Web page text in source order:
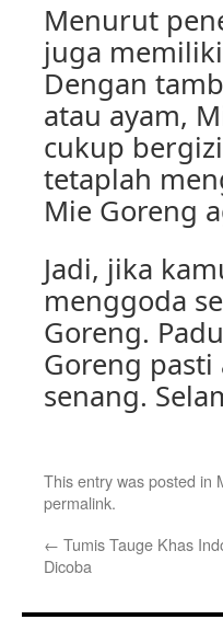
Menurut
juga
Dengan
atau ayam,
cukup
tetaplah
Mie Goreng
Jadi, jika
menggoda
Goreng.
Goreng
senang.
This entry was posted in
permalink.
← Tumis Tauge Khas
Dicoba